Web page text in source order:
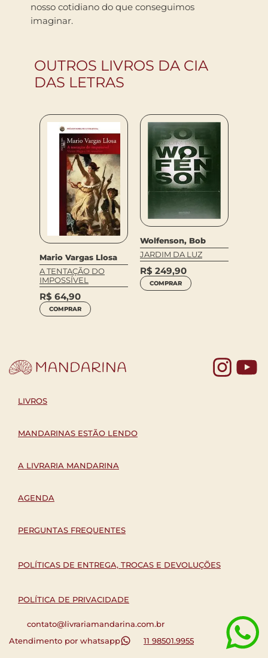
nosso cotidiano do que conseguimos
imaginar.
OUTROS LIVROS DA CIA
DAS LETRAS
Mario Vargas Llosa
A TENTAÇÃO DO
IMPOSSÍVEL
R$ 64,90
COMPRAR
Wolfenson, Bob
JARDIM DA LUZ
R$ 249,90
COMPRAR
LIVROS
MANDARINAS ESTÃO LENDO
A LIVRARIA MANDARINA
AGENDA
PERGUNTAS FREQUENTES
POLÍTICAS DE ENTREGA, TROCAS E DEVOLUÇÕES
POLÍTICA DE PRIVACIDADE
contato@livrariamandarina.com.br
Atendimento por whatsapp
11 98501.9955